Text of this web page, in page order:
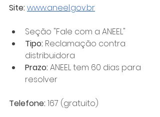
Site:www.aneel.gov.br
Seção "Fale com a ANEEL"
Tipo: Reclamação contra
distribuidora
Prazo: ANEEL tem 60 dias para
resolver
Telefone: 167 (gratuito)